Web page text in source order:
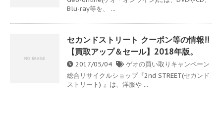
Blu-ray等を、 ...
セカンドストリート クーポン等の情報!!
【買取アップ＆セール】2018年版。
2017/05/04
ゲオの買い取りキャンペーン
総合リサイクルショップ『2nd STREET(セカンド
ストリート) 』は、洋服や ...